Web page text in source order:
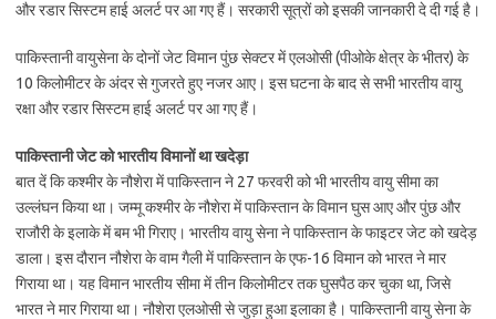
और रडार सिस्टम हाई अलर्ट पर आ गए हैं। सरकारी सूत्रों को इसकी जानकारी दे दी गई है।
पाकिस्तानी वायुसेना के दोनों जेट विमान पुंछ सेक्टर में एलओसी (पीओके क्षेत्र के भीतर) के
10 किलोमीटर के अंदर से गुजरते हुए नजर आए। इस घटना के बाद से सभी भारतीय वायु
रक्षा और रडार सिस्टम हाई अलर्ट पर आ गए हैं।
पाकिस्तानी जेट को भारतीय विमानों था खदेड़ा
बात दें कि कश्मीर के नौशेरा में पाकिस्तान ने 27 फरवरी को भी भारतीय वायु सीमा का
उल्लंघन किया था। जम्मू कश्मीर के नौशेरा में पाकिस्तान के विमान घुस आए और पुंछ और
राजौरी के इलाके में बम भी गिराए। भारतीय वायु सेना ने पाकिस्तान के फाइटर जेट को खदेड़
डाला। इस दौरान नौशेरा के वाम गैली में पाकिस्तान के एफ-16 विमान को भारत ने मार
गिराया था। यह विमान भारतीय सीमा में तीन किलोमीटर तक घुसपैठ कर चुका था, जिसे
भारत ने मार गिराया था। नौशेरा एलओसी से जुड़ा हुआ इलाका है। पाकिस्तानी वायु सेना के